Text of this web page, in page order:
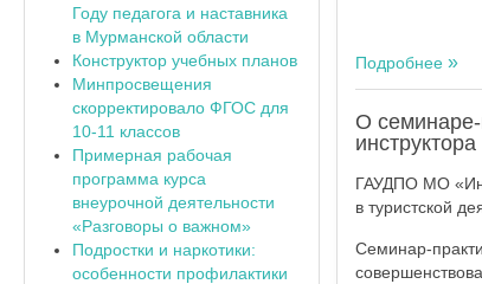
Подробнее
О семинаре-
ГАУДПО МО
в туристской
Семинар-
Году педагога и наставника
в Мурманской области
Конструктор учебных планов
Минпросвещения
скорректировало ФГОС для
10-11 классов
Примерная рабочая
программа курса
внеурочной деятельности
«Разговоры о важном»
Подростки и наркотики:
особенности профилактики